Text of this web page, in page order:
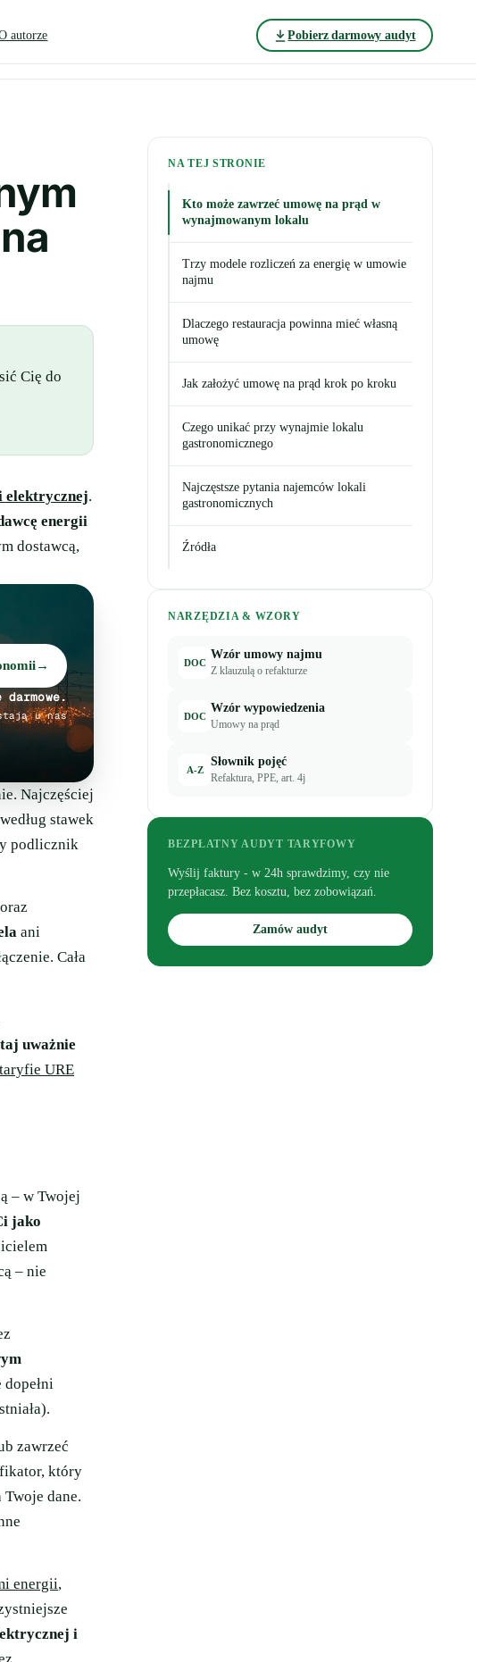
autorze Pobierz darmowy audyt
Cię do
elektrycznej.
energii
dostawcą,
→
darmowe.
u nas
Najczęściej
stawek
podlicznik
ani
Cała
uważnie
taryfie URE
– w Twojej
jako
– nie
zawrzeć
który
dane.
energii,
i
NA TEJ STRONIE
Kto może zawrzeć umowę na prąd w
wynajmowanym lokalu
Trzy modele rozliczeń za energię w umowie
najmu
Dlaczego restauracja powinna mieć własną
umowę
Jak założyć umowę na prąd krok po kroku
Czego unikać przy wynajmie lokalu
gastronomicznego
Najczęstsze pytania najemców lokali
gastronomicznych
Źródła
NARZĘDZIA & WZORY
DOC
Wzór umowy najmu
Z klauzulą o refakturze
DOC
Wzór wypowiedzenia
Umowy na prąd
A-Z
Słownik pojęć
Refaktura, PPE, art. 4j
BEZPŁATNY AUDYT TARYFOWY
Wyślij faktury - w 24h sprawdzimy, czy nie
przepłacasz. Bez kosztu, bez zobowiązań.
Zamów audyt